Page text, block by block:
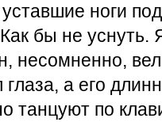
ноги
бы не уснуть.
несомненно,
а его
танцуют по